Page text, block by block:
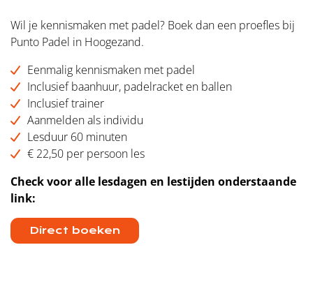
Wil je kennismaken met padel? Boek dan een proefles bij
Punto Padel in Hoogezand.
Eenmalig kennismaken met padel
Inclusief baanhuur, padelracket en ballen
Inclusief trainer
Aanmelden als individu
Lesduur 60 minuten
€ 22,50 per persoon les
Check voor alle lesdagen en lestijden onderstaande
link:
Direct boeken